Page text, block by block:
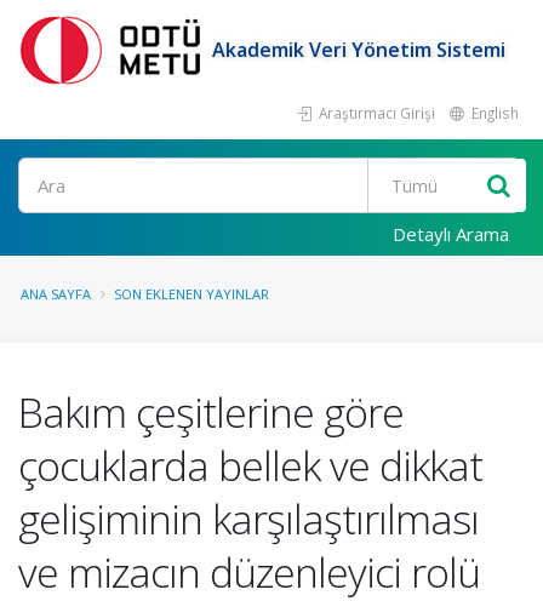
Akademik Veri Yönetim Sistemi
Araştırmacı Girişi English
Ara
Detaylı Arama
ANA SAYFA SON EKLENEN YAYINLAR
Bakım çeşitlerine göre
çocuklarda bellek ve dikkat
gelişiminin karşılaştırılması
ve mizacın düzenleyici rolü